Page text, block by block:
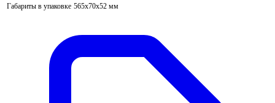
Габариты в упаковке 565х70х52 мм